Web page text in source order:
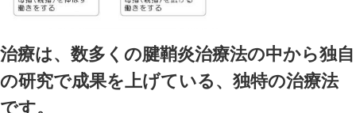
腱鞘炎の具体的な症状は周期
です。